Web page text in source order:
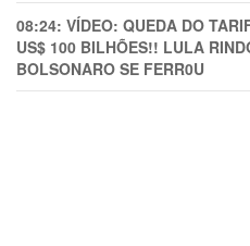
08:24: VÍDEO: QUEDA DO
US$ 100 BILHÕES!! LULA
BOLSONARO SE FERR0U